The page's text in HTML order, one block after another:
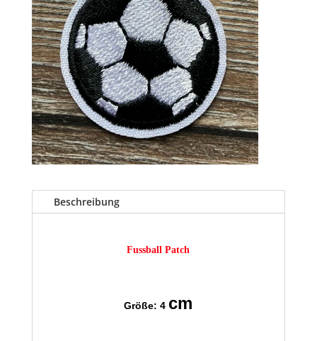
Beschreibung
Fussball Patch
Größe: 4 cm